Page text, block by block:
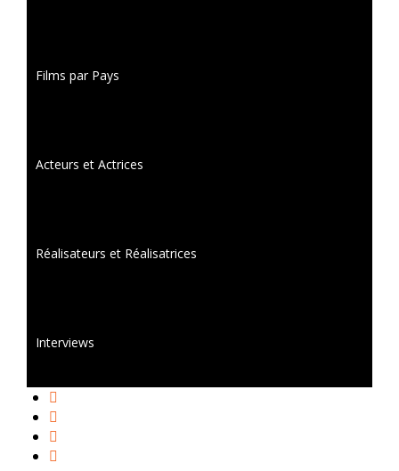
Films par Pays
Acteurs et Actrices
Réalisateurs et Réalisatrices
Interviews